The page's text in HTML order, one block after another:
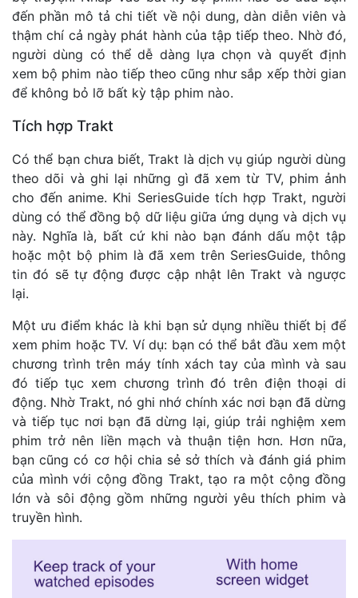
đến phần mô tả chi tiết về nội dung, dàn diễn viên và
thậm chí cả ngày phát hành của tập tiếp theo. Nhờ đó,
người dùng có thể dễ dàng lựa chọn và quyết định
xem bộ phim nào tiếp theo cũng như sắp xếp thời gian
để không bỏ lỡ bất kỳ tập phim nào.
Tích hợp Trakt
Có thể bạn chưa biết, Trakt là dịch vụ giúp người dùng
theo dõi và ghi lại những gì đã xem từ TV, phim ảnh
cho đến anime. Khi SeriesGuide tích hợp Trakt, người
dùng có thể đồng bộ dữ liệu giữa ứng dụng và dịch vụ
này. Nghĩa là, bất cứ khi nào bạn đánh dấu một tập
hoặc một bộ phim là đã xem trên SeriesGuide, thông
tin đó sẽ tự động được cập nhật lên Trakt và ngược
lại.
Một ưu điểm khác là khi bạn sử dụng nhiều thiết bị để
xem phim hoặc TV. Ví dụ: bạn có thể bắt đầu xem một
chương trình trên máy tính xách tay của mình và sau
đó tiếp tục xem chương trình đó trên điện thoại di
động. Nhờ Trakt, nó ghi nhớ chính xác nơi bạn đã dừng
và tiếp tục nơi bạn đã dừng lại, giúp trải nghiệm xem
phim trở nên liền mạch và thuận tiện hơn. Hơn nữa,
bạn cũng có cơ hội chia sẻ sở thích và đánh giá phim
của mình với cộng đồng Trakt, tạo ra một cộng đồng
lớn và sôi động gồm những người yêu thích phim và
truyền hình.